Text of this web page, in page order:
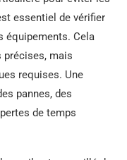
essentiel de vérifier
équipements. Cela
précises, mais
requises. Une
pannes, des
de temps